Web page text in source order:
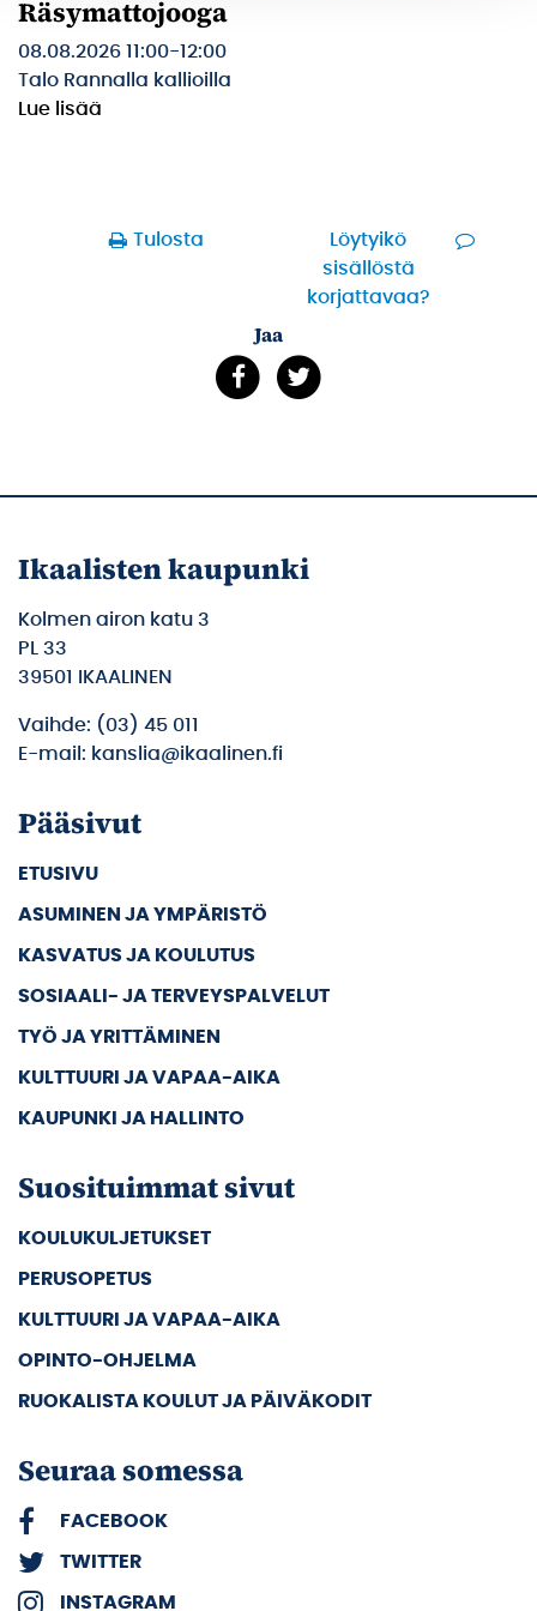
Räsymattojooga
08.08.2026 11:00-12:00
Talo Rannalla kallioilla
Lue lisää
Tulosta
Löytyikö
sisällöstä
korjattavaa?
Jaa
Ikaalisten kaupunki
Kolmen airon katu 3
PL 33
39501 IKAALINEN
Vaihde: (03) 45 011
E-mail: kanslia@ikaalinen.fi
Pääsivut
ETUSIVU
ASUMINEN JA YMPÄRISTÖ
KASVATUS JA KOULUTUS
SOSIAALI- JA TERVEYSPALVELUT
TYÖ JA YRITTÄMINEN
KULTTUURI JA VAPAA-AIKA
KAUPUNKI JA HALLINTO
Suosituimmat sivut
KOULUKULJETUKSET
PERUSOPETUS
KULTTUURI JA VAPAA-AIKA
OPINTO-OHJELMA
RUOKALISTA KOULUT JA PÄIVÄKODIT
Seuraa somessa
FACEBOOK
TWITTER
INSTAGRAM